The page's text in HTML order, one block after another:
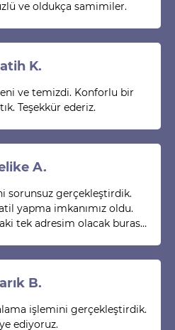
ve oldukça samimiler.
K.
ve temizdi. Konforlu bir
Teşekkür ederiz.
A.
sorunsuz gerçekleştirdik.
yapma imkanımız oldu.
tek adresim olacak burası.
B.
işlemini gerçekleştirdik.
ediyoruz.